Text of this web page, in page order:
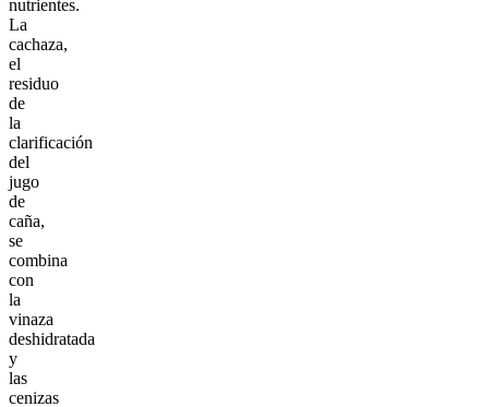
nutrientes.
La
cachaza,
el
residuo
de
la
clarificación
del
jugo
de
caña,
se
combina
con
la
vinaza
deshidratada
y
las
cenizas